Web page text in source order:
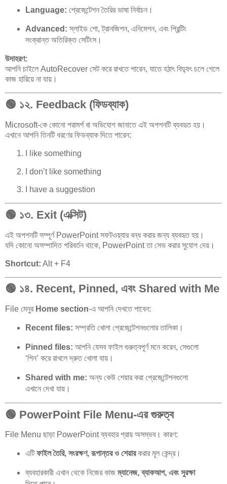
Language: প্রেজেন্টেশন তৈরির ভাষা নির্বাচন।
Advanced: স্লাইড শো, ট্রানজিশন, এনিমেশন, এবং প্রিন্টিং
সংক্রান্ত অতিরিক্ত সেটিংস।
উদাহরণ:
আপনি চাইলে AutoRecover সেট করে রাখতে পারেন, যাতে হঠাৎ বিদ্যুৎ চলে গেলে
কাজ হারিয়ে না যায়।
🟢 ১২. Feedback (ফিডব্যাক)
Microsoft-কে কোনো পরামর্শ বা অভিযোগ জানাতে এই অপশনটি ব্যবহৃত হয়।
এখানে আপনি তিনটি ধরণের ফিডব্যাক দিতে পারেন:
I like something
I don’t like something
I have a suggestion
🟢 ১৩. Exit (এক্সিট)
এই অপশনটি সম্পূর্ণ PowerPoint সফটওয়্যার বন্ধ করার জন্য ব্যবহৃত হয়।
যদি কোনো অসম্পাদিত পরিবর্তন থাকে, PowerPoint তা সেভ করার সুযোগ দেয়।
Shortcut: Alt + F4
🟢 ১৪. Recent, Pinned, এবং Shared with Me
File মেনুর Home section-এ আপনি দেখতে পাবেন:
Recent files: সম্প্রতি খোলা প্রেজেন্টেশনগুলোর তালিকা।
Pinned files: আপনি যেসব ফাইল গুরুত্বপূর্ণ মনে করেন, সেগুলো
‘পিন’ করে রাখলে দ্রুত খোলা যায়।
Shared with me: অন্য কেউ শেয়ার করা প্রেজেন্টেশনগুলো
এখানে দেখা যায়।
🟢 PowerPoint File Menu-এর গুরুত্ব
File Menu ছাড়া PowerPoint ব্যবহার প্রায় অসম্ভব। কারণ:
এটিফাইল তৈরি, সংরক্ষণ, রূপান্তর ও শেয়ারকরার মূল কেন্দ্র।
ব্যবহারকারী এখান থেকে নিজের কাজম্যানেজ, ব্যাকআপ, এবং সুরক্ষা